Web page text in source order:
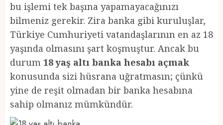
bu işlemi tek başına yapamayacağınızı
bilmeniz gerekir. Zira banka gibi kuruluşlar,
Türkiye Cumhuriyeti vatandaşlarının en az 18
yaşında olmasını şart koşmuştur. Ancak bu
durum 18 yaş altı banka hesabı açmak
konusunda sizi hüsrana uğratmasın; çünkü
yine de reşit olmadan bir banka hesabına
sahip olmanız mümkündür.